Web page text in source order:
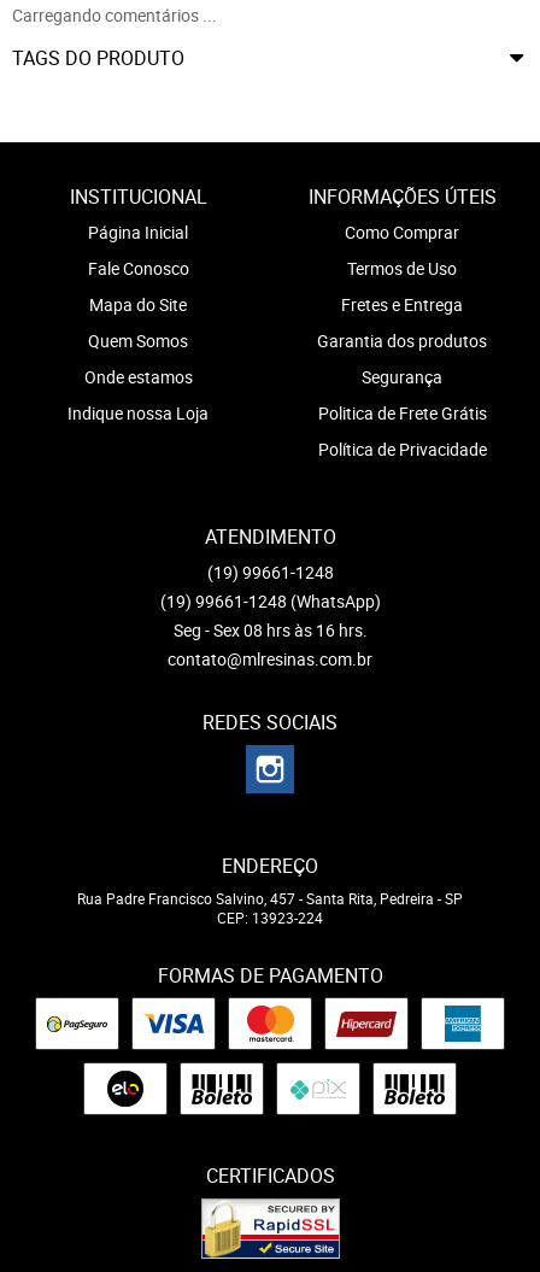
Carregando comentários ...
TAGS DO PRODUTO
INSTITUCIONAL
Página Inicial
Fale Conosco
Mapa do Site
Quem Somos
Onde estamos
Indique nossa Loja
INFORMAÇÕES ÚTEIS
Como Comprar
Termos de Uso
Fretes e Entrega
Garantia dos produtos
Segurança
Politica de Frete Grátis
Política de Privacidade
ATENDIMENTO
(19) 99661-1248
(19) 99661-1248 (WhatsApp)
Seg - Sex 08 hrs às 16 hrs.
contato@mlresinas.com.br
REDES SOCIAIS
ENDEREÇO
Rua Padre Francisco Salvino, 457-Santa Rita, Pedreira -SP
CEP: 13923-224
FORMAS DE PAGAMENTO
CERTIFICADOS